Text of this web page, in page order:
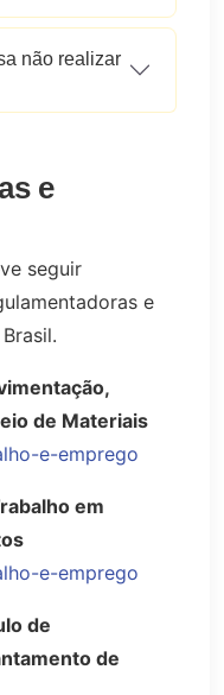
não realizar
e
seguir
e
de Materiais
e-emprego
em
e-emprego
de
de